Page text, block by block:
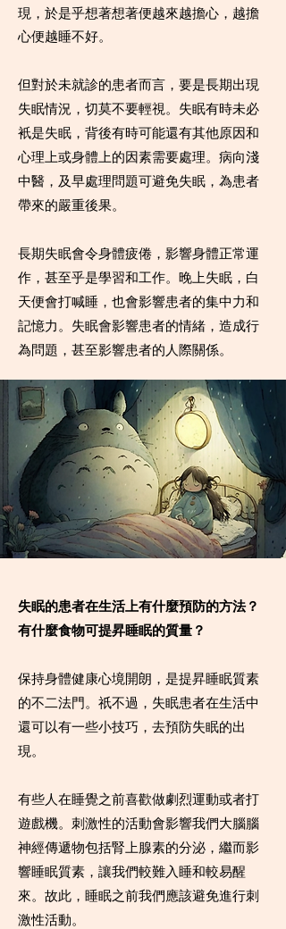
現，於是乎想著想著便越來越擔心，越擔
心便越睡不好。
但對於未就診的患者而言，要是長期出現
失眠情況，切莫不要輕視。失眠有時未必
衹是失眠，背後有時可能還有其他原因和
心理上或身體上的因素需要處理。病向淺
中醫，及早處理問題可避免失眠，為患者
帶來的嚴重後果。
長期失眠會令身體疲倦，影響身體正常運
作，甚至乎是學習和工作。晚上失眠，白
天便會打喊睡，也會影響患者的集中力和
記憶力。失眠會影響患者的情緒，造成行
為問題，甚至影響患者的人際關係。
失眠的患者在生活上有什麼預防的方法？
有什麼食物可提昇睡眠的質量？
保持身體健康心境開朗，是提昇睡眠質素
的不二法門。祇不過，失眠患者在生活中
還可以有一些小技巧，去預防失眠的出
現。
有些人在睡覺之前喜歡做劇烈運動或者打
遊戲機。刺激性的活動會影響我們大腦腦
神經傳遞物包括腎上腺素的分泌，繼而影
響睡眠質素，讓我們較難入睡和較易醒
來。故此，睡眠之前我們應該避免進行刺
激性活動。